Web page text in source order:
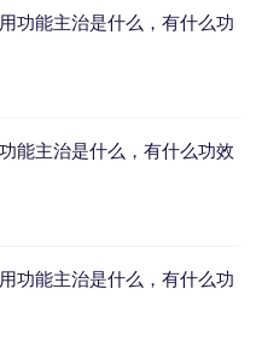
功能主治是什么，有什么功
能主治是什么，有什么功效
功能主治是什么，有什么功